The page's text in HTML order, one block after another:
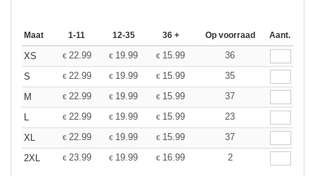
Maat 1-11 12-35 36 + Op voorraad Aant.
XS € 22.99 € 19.99 € 15.99
36
S
€ 22.99 € 19.99 € 15.99
35
M
€ 22.99 € 19.99 € 15.99
37
L
€ 22.99 € 19.99 € 15.99
23
XL
€ 22.99 € 19.99 € 15.99
37
2XL
€ 23.99 € 19.99 € 16.99 2